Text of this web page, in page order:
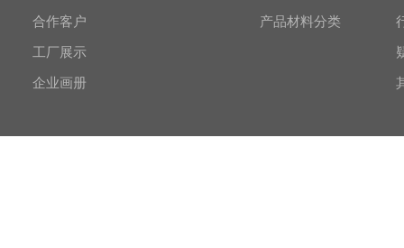
合作客户
工厂展示
企业画册
产品材料分类